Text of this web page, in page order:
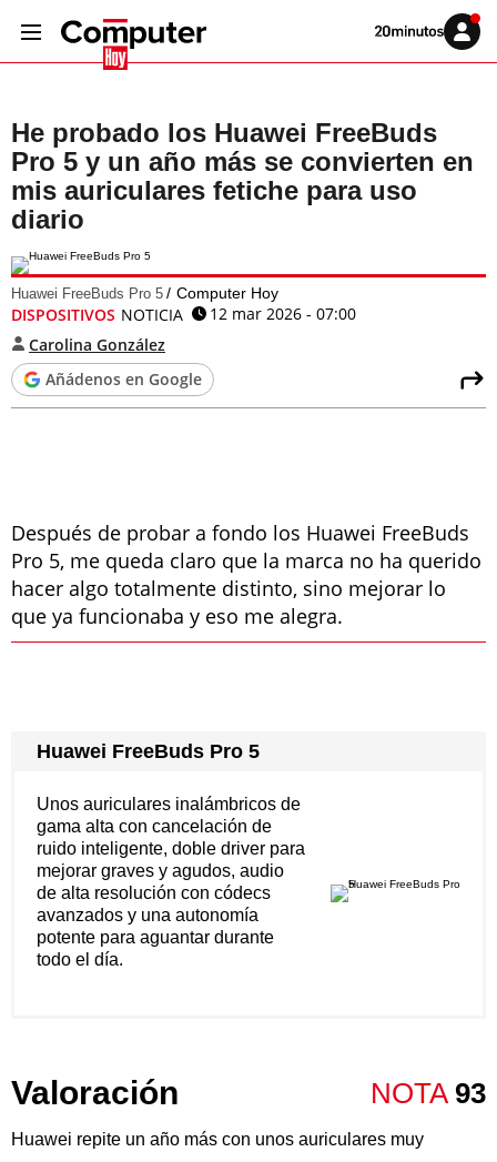
Volver
Iniciar
sesión
He probado los Huawei FreeBuds
Pro 5 y un año más se convierten en
mis auriculares fetiche para uso
diario
Huawei FreeBuds Pro 5 Computer Hoy
DISPOSITIVOS NOTICIA
12 mar 2026 - 07:00
Carolina González
Añádenos en Google
Después de probar a fondo los Huawei FreeBuds
Pro 5, me queda claro que la marca no ha querido
hacer algo totalmente distinto, sino mejorar lo
que ya funcionaba y eso me alegra.
Huawei FreeBuds Pro 5
Unos auriculares inalámbricos de
gama alta con cancelación de
ruido inteligente, doble driver para
mejorar graves y agudos, audio
de alta resolución con códecs
avanzados y una autonomía
potente para aguantar durante
todo el día.
Valoración NOTA 93
Huawei repite un año más con unos auriculares muy